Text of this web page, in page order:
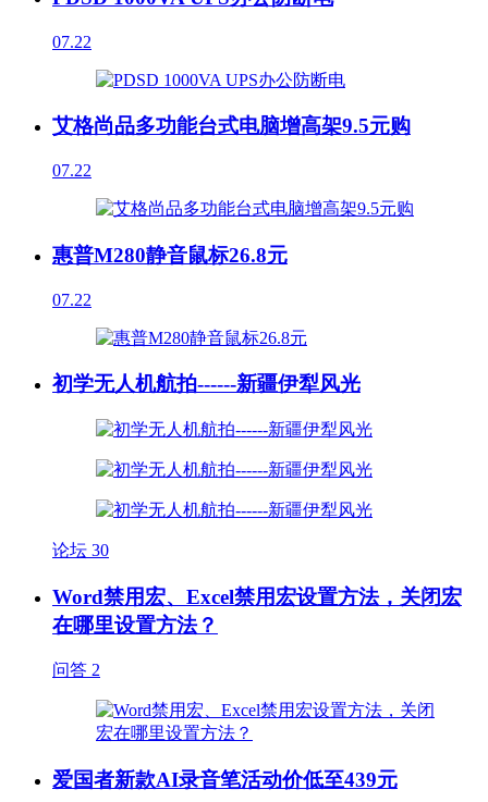
07.22
艾格尚品多功能台式电脑增高架9.5元购
07.22
惠普M280静音鼠标26.8元
07.22
初学无人机航拍------新疆伊犁风光
论坛 30
Word禁用宏、Excel禁用宏设置方法，关闭宏
在哪里设置方法？
问答 2
爱国者新款AI录音笔活动价低至439元